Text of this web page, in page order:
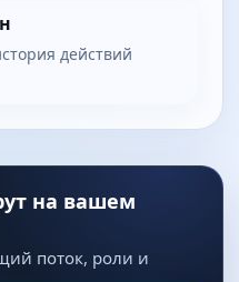
действий
на вашем
поток, роли и